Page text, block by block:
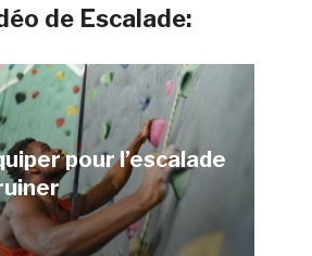
de Escalade:
pour l’escalade